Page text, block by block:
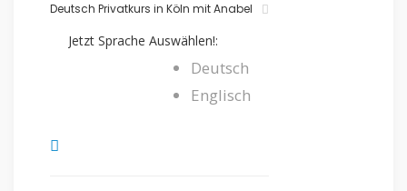
Deutsch Privatkurs in Köln mit Anabel
Jetzt Sprache Auswählen!:
Deutsch
Englisch